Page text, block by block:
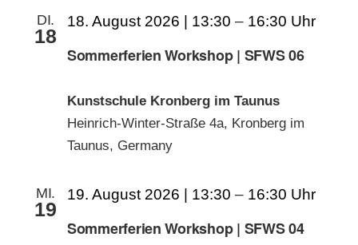
DI.
18
Sommerferien Workshop | SFWS 06
18. August 2026 | 13:30 – 16:30
Kunstschule Kronberg im Taunus
Heinrich-Winter-Straße 4a, Kronberg im
Taunus, Germany
MI.
19
Sommerferien Workshop | SFWS 04
19. August 2026 | 13:30 – 16:30